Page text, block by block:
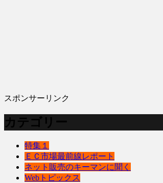
スポンサーリンク
カテゴリー
特集１
ＥＣ市場最前線レポート
ネット販売のキーマンに聞く
Webトピックス